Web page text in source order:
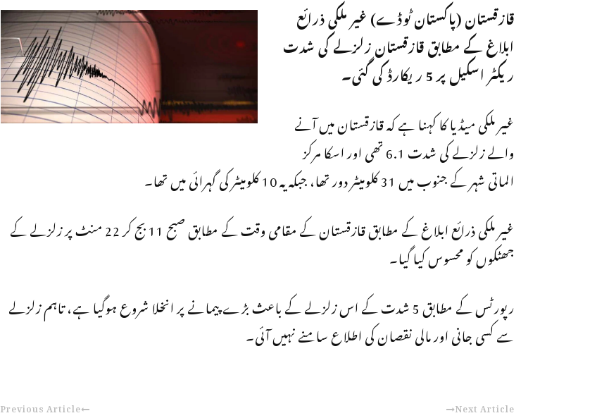
قازقستان (پاکستان ٹوڈے) غیر ملکی ذرائع
ابلاغ کے مطابق قازقستان زلزلے کی شدت
ریکٹر اسکیل پر 5 ریکارڈ کی گئی۔
غیر ملکی میڈیا کا کہنا ہے کہ قازقستان میں آنے
والے زلزلے کی شدت 6.1 تھی اور اسکا مرکز
الماتی شہر کے جنوب میں 31 کلومیٹر دور تھا، جبکہ یہ 10 کلومیٹر کی گہرائی میں تھا۔
غیر ملکی ذرائع ابلاغ کے مطابق قازقستان کے مقامی وقت کے مطابق صبح 11 بج کر 22 منٹ پر زلزلے کے
جھٹکوں کو محسوس کیا گیا۔
رپورٹس کے مطابق 5 شدت کے اس زلزلے کے باعث بڑے پیمانے پر انخلا شروع ہوگیا ہے، تاہم زلزلے
سے کسی جانی اور مالی نقصان کی اطلاع سامنے نہیں آئی۔
Previous Article Next Article